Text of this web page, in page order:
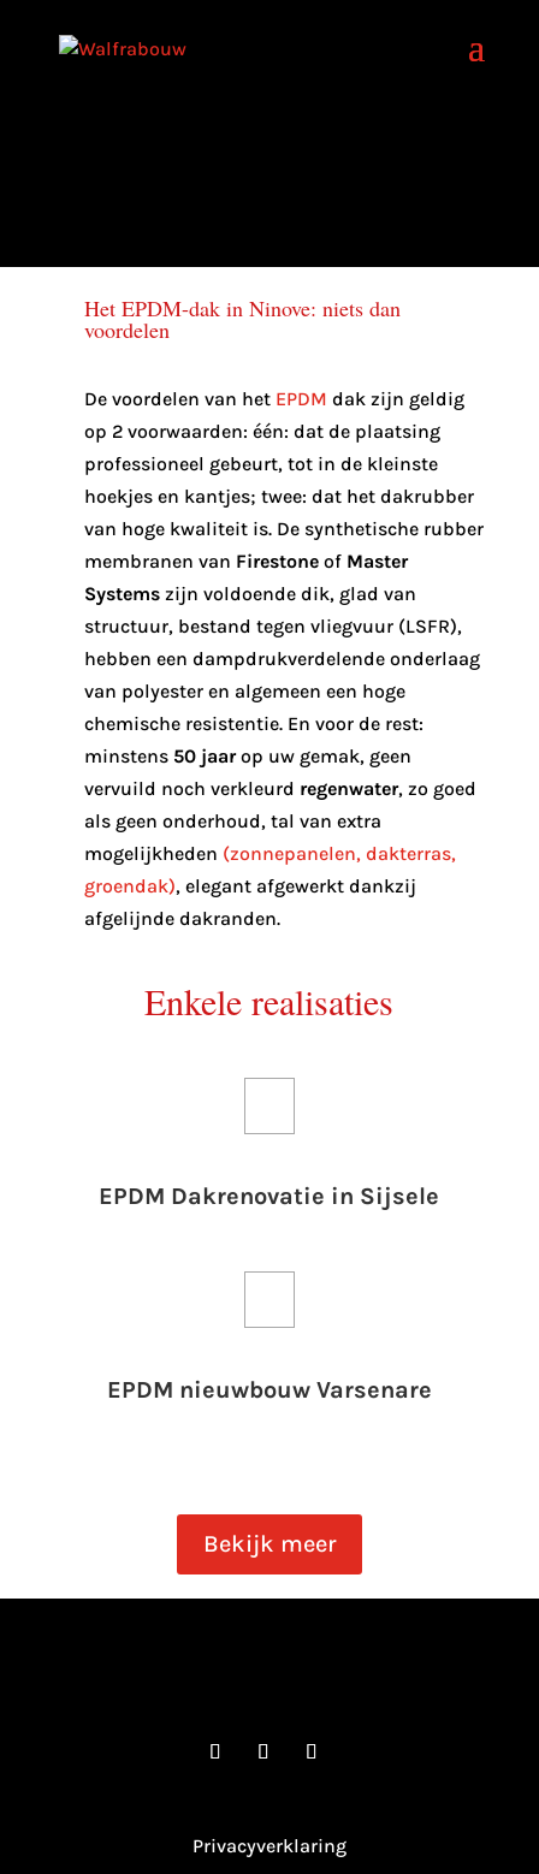
Het EPDM-dak in Ninove: niets dan
voordelen
De voordelen van het EPDM dak zijn geldig
op 2 voorwaarden: één: dat de plaatsing
professioneel gebeurt, tot in de kleinste
hoekjes en kantjes; twee: dat het dakrubber
van hoge kwaliteit is. De synthetische rubber
membranen van Firestoneof Master
Systemszijn voldoende dik, glad van
structuur, bestand tegen vliegvuur (LSFR),
hebben een dampdrukverdelende onderlaag
van polyester en algemeen een hoge
chemische resistentie. En voor de rest:
minstens 50 jaarop uw gemak, geen
vervuild noch verkleurd regenwater, zo goed
als geen onderhoud, tal van extra
mogelijkheden (zonnepanelen, dakterras,
groendak), elegant afgewerkt dankzij
afgelijnde dakranden.
Enkele realisaties
EPDM Dakrenovatie in Sijsele
EPDM nieuwbouw Varsenare
Bekijk meer
Privacyverklaring